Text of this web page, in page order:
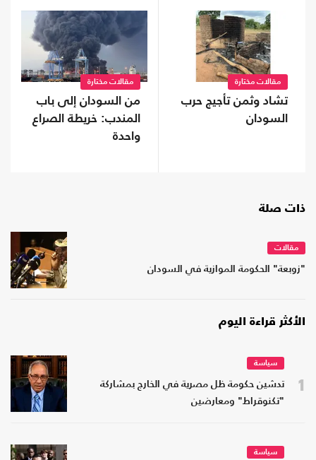
مقالات مختارة
تشاد وثمن تأجيج حرب
السودان
مقالات مختارة
من السودان إلى باب
المندب: خريطة الصراع
واحدة
ذات صلة
مقالات
"زوبعة" الحكومة الموازية في السودان
الأكثر قراءة اليوم
1
سياسة
تدشين حكومة ظل مصرية في الخارج بمشاركة
"تكنوقراط" ومعارضين
سياسة